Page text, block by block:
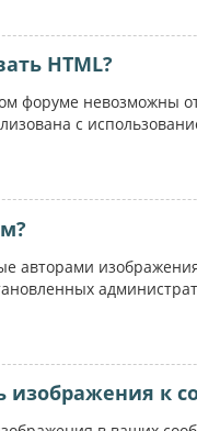
HTML?
форуме невозможны
с
авторами
изображения к